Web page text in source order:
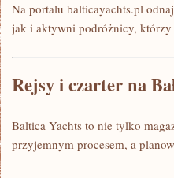
Na portalu balticayachts.pl
jak i aktywni podróżnicy,
Rejsy i czarter na
Baltica Yachts to nie tylko
przyjemnym procesem, a